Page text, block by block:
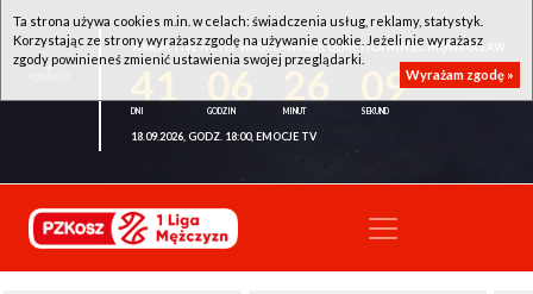
WKK ACTIVE HOTEL WROCŁAW - KSK QEMETICA NOTEĆ INOWROCŁAW
09
18.09.2026, GODZ. 18:00, EMOCJE TV
Ta strona używa cookies m.in. w celach: świadczenia usług, reklamy, statystyk.
Korzystając ze strony wyrażasz zgodę na używanie cookie. Jeżeli nie wyrażasz
zgody powinieneś zmienić ustawienia swojej przeglądarki.
Wyrażam zgodę »